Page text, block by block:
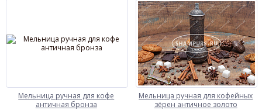
Мельница ручная для кофе
античная бронза
Мельница ручная для кофейных
зёрен античное золото